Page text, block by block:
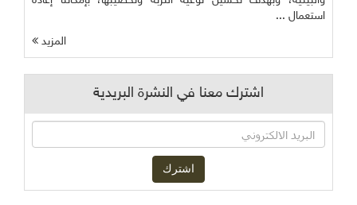
استعمال ...
المزيد
اشترك معنا في النشرة البريدية